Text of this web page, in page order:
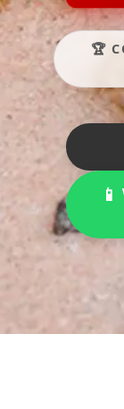
🏆